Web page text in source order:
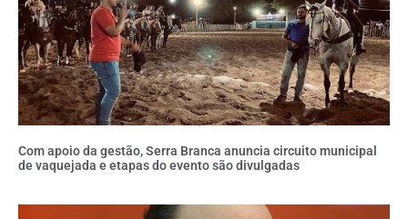
Com apoio da gestão, Serra Branca anuncia circuito municipal
de vaquejada e etapas do evento são divulgadas